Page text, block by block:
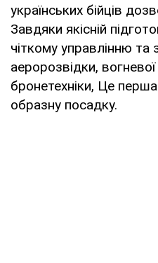
українських бійців
Завдяки якісній
чіткому управлінню та
аеророзвідки,
бронетехніки, Це
образну посадку.